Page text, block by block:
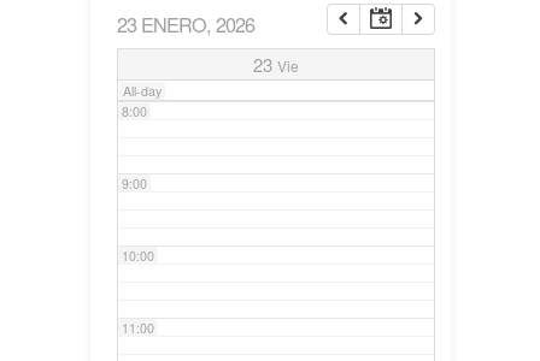
23 ENERO, 2026
23 Vie
All-day
7:00
8:00
9:00
10:00
11:00